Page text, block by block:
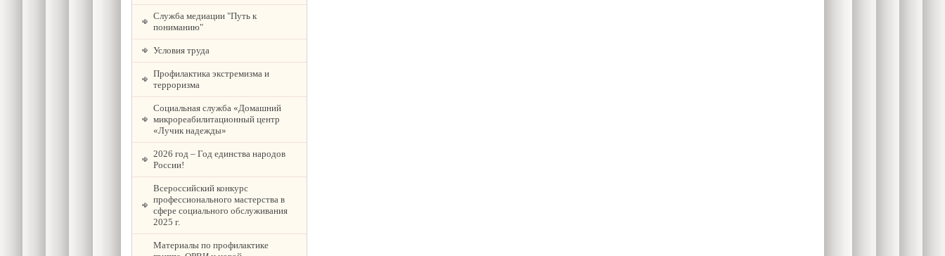
Служба медиации "Путь к
пониманию"
Условия труда
Профилактика экстремизма и
терроризма
Социальная служба «Домашний
микрореабилитационный центр
«Лучик надежды»
2026 год – Год единства народов
России!
Всероссийский конкурс
профессионального мастерства в
сфере социального обслуживания
2025 г.
Материалы по профилактике